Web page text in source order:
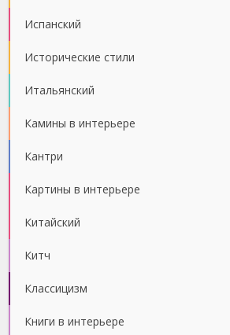
Испанский
Исторические стили
Итальянский
Камины в интерьере
Кантри
Картины в интерьере
Китайский
Китч
Классицизм
Книги в интерьере